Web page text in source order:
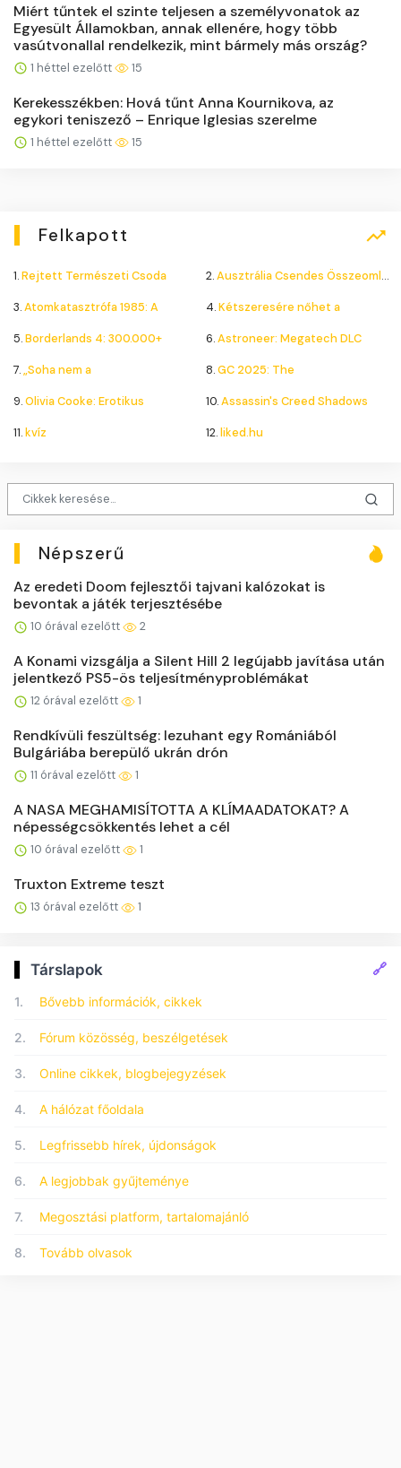
Miért tűntek el szinte teljesen a személyvonatok az
Egyesült Államokban, annak ellenére, hogy több
vasútvonallal rendelkezik, mint bármely más ország?
1 héttel ezelőtt 15
Kerekesszékben: Hová tűnt Anna Kournikova, az
egykori teniszező – Enrique Iglesias szerelme
1 héttel ezelőtt 15
Felkapott
1.Rejtett Természeti Csoda 2.Ausztrália Csendes Összeomlása
3.Atomkatasztrófa 1985: A 4.Kétszeresére nőhet a
5.Borderlands 4: 300.000+ 6.Astroneer: Megatech DLC
7.„Soha nem a 8.GC 2025: The
9.Olivia Cooke: Erotikus 10.Assassin's Creed Shadows
11.kvíz 12.liked.hu
Népszerű
Az eredeti Doom fejlesztői tajvani kalózokat is
bevontak a játék terjesztésébe
10 órával ezelőtt 2
A Konami vizsgálja a Silent Hill 2 legújabb javítása után
jelentkező PS5-ös teljesítményproblémákat
12 órával ezelőtt 1
Rendkívüli feszültség: lezuhant egy Romániából
Bulgáriába berepülő ukrán drón
11 órával ezelőtt 1
A NASA MEGHAMISÍTOTTA A KLÍMAADATOKAT? A
népességcsökkentés lehet a cél
10 órával ezelőtt 1
Truxton Extreme teszt
13 órával ezelőtt 1
Társlapok 🔗
1. Bővebb információk, cikkek
2. Fórum közösség, beszélgetések
3. Online cikkek, blogbejegyzések
4. A hálózat főoldala
5. Legfrissebb hírek, újdonságok
6. A legjobbak gyűjteménye
7. Megosztási platform, tartalomajánló
8. Tovább olvasok